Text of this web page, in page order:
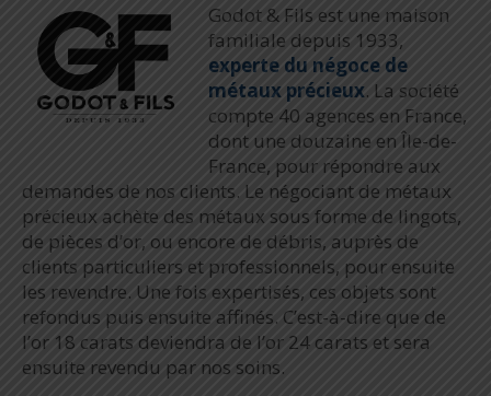
Godot & Fils est une maison
familiale depuis 1933,
experte du négoce de
métaux précieux. La société
compte 40 agences en France,
dont une douzaine en Île-de-
France, pour répondre aux
demandes de nos clients. Le négociant de métaux
précieux achète des métaux sous forme de lingots,
de pièces d’or, ou encore de débris, auprès de
clients particuliers et professionnels, pour ensuite
les revendre. Une fois expertisés, ces objets sont
refondus puis ensuite affinés. C’est-à-dire que de
l’or 18 carats deviendra de l’or 24 carats et sera
ensuite revendu par nos soins.